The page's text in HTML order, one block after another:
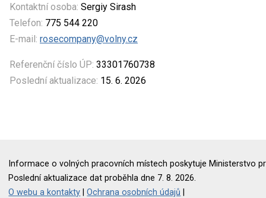
Kontaktní osoba: Sergiy Sirash
Telefon: 775 544 220
E-mail: rosecompany@volny.cz
Referenční číslo ÚP: 33301760738
Poslední aktualizace: 15. 6. 2026
Informace o volných pracovních místech poskytuje Ministerstvo
Poslední aktualizace dat proběhla dne 7. 8. 2026.
O webu a kontakty |Ochrana osobních údajů